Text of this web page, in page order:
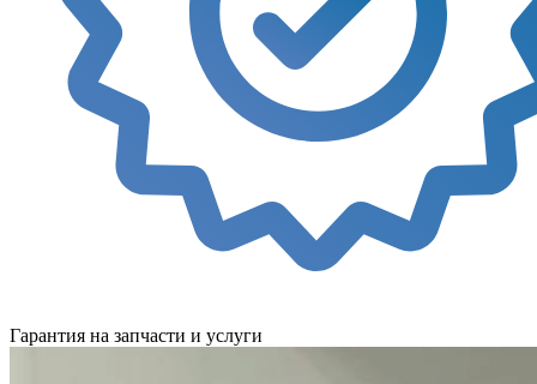
Гарантия на запчасти и услуги